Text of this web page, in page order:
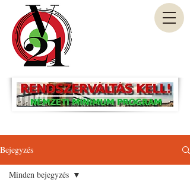
Bejegyzés
Minden bejegyzés